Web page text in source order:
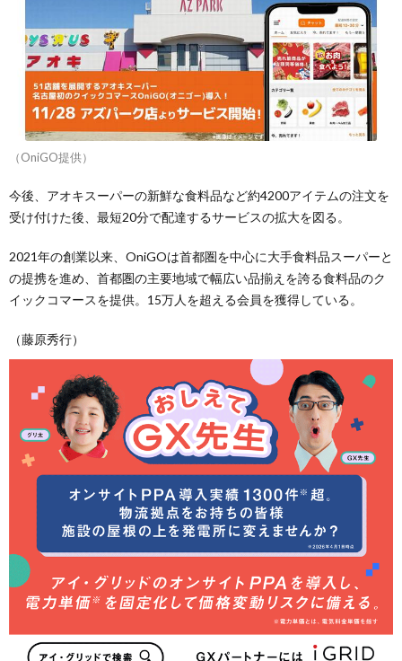
（OniGO提供）
今後、アオキスーパーの新鮮な食料品など約4200アイテムの注文を
受け付けた後、最短20分で配達するサービスの拡大を図る。
2021年の創業以来、OniGOは首都圏を中心に大手食料品スーパーと
の提携を進め、首都圏の主要地域で幅広い品揃えを誇る食料品のク
イックコマースを提供。15万人を超える会員を獲得している。
（藤原秀行）